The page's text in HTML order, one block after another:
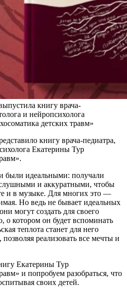
книгу врача-
и нейропсихолога
детских травм»
книгу врача-педиатра,
Екатерины Тур
были идеальными: получали
и аккуратными, чтобы
и в музыке. Для многих это —
Но ведь не бывает идеальных
могут создать для своего
о котором он будет вспоминать
теплота станет для него
реализовать все мечты и
Екатерины Тур
и попробуем разобраться, что
своих детей.